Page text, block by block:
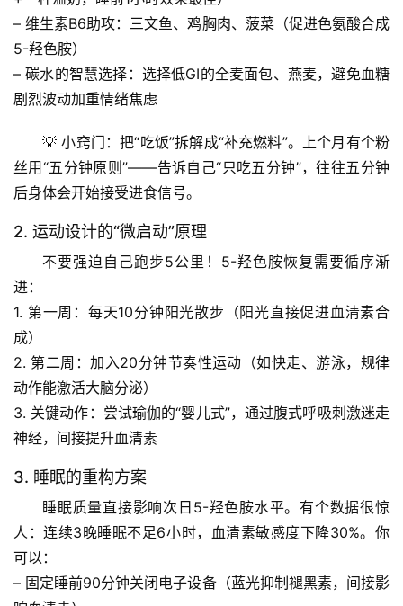
首
页
专
题
列
表
万
物
– 维生素B6助攻：三文鱼、鸡胸肉、菠菜（促进色氨酸合成
5-羟色胺）
– 碳水的智慧选择 ：选择低GI的全麦面包、燕麦，避免血糖
剧烈波动加重情绪焦虑
💡 小窍门：把“吃饭”拆解成“补充燃料”。上个月有个粉
丝用“五分钟原则”——告诉自己“只吃五分钟”，往往五分钟
后身体会开始接受进食信号。
2. 运动设计的“微启动”原理
不要强迫自己跑步5公里 ！5-羟色胺恢复需要循序渐
进：
1. 第一周 ：每天10分钟阳光散步（阳光直接促进血清素合
成）
2. 第二周 ：加入20分钟节奏性运动（如快走、游泳，规律
动作能激活大脑分泌）
3. 关键动作 ：尝试瑜伽的“婴儿式”，通过腹式呼吸刺激迷走
神经，间接提升血清素
3. 睡眠的重构方案
睡眠质量直接影响次日5-羟色胺水平。有个数据很惊
人：连续3晚睡眠不足6小时，血清素敏感度下降30%。你
可以：
– 固定睡前90分钟关闭电子设备（蓝光抑制褪黑素，间接影